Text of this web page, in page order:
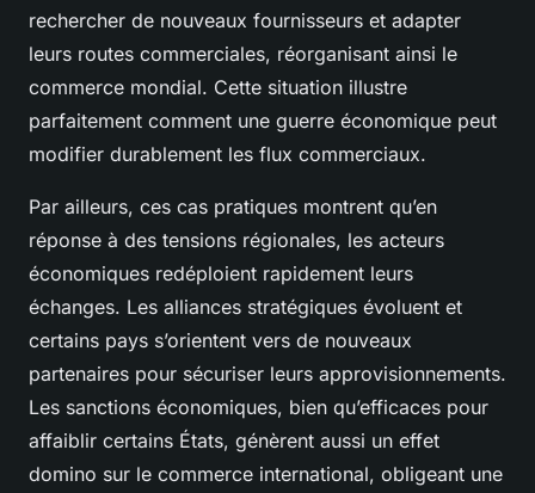
rechercher de nouveaux fournisseurs et adapter
leurs routes commerciales, réorganisant ainsi le
commerce mondial. Cette situation illustre
parfaitement comment une guerre économique peut
modifier durablement les flux commerciaux.
Par ailleurs, ces cas pratiques montrent qu’en
réponse à des tensions régionales, les acteurs
économiques redéploient rapidement leurs
échanges. Les alliances stratégiques évoluent et
certains pays s’orientent vers de nouveaux
partenaires pour sécuriser leurs approvisionnements.
Les sanctions économiques, bien qu’efficaces pour
affaiblir certains États, génèrent aussi un effet
domino sur le commerce international, obligeant une